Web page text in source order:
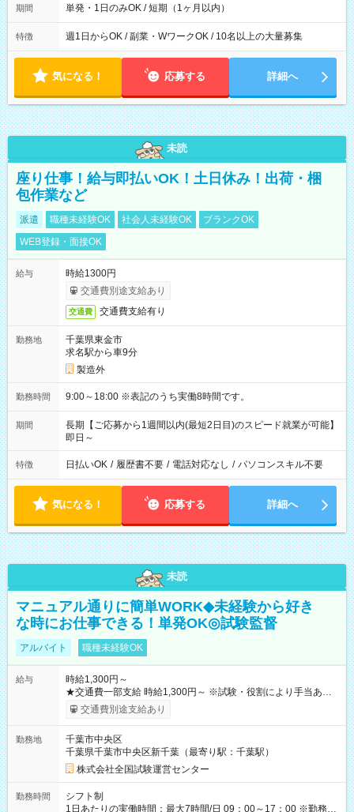
期間 単発・1日のみOK / 短期（1ヶ月以内）
特徴 週1日からOK / 副業・WワークOK / 10名以上の大量募集
気になる！ 応募する 詳細へ
未読
座り仕事！給与即払いOK！土日休み！出荷・梱
包作業など
派遣 職種未経験OK 社会人未経験OK
ブランクOK
WEB登録・面接OK
給与
時給1300円
交通費別途支給あり
交通費 交通費支給有り
勤務地
千葉県東金市
求名駅から車9分
製造外
勤務時間 9:00～18:00 ※表記のうち実働8時間です。
期間
長期【ご応募から1週間以内(最短2日目)のスピード就業が可能】
即日～
特徴 日払いOK / 履歴書不要 / 電話対応なし / パソコンスキル不要
気になる！ 応募する 詳細へ
未読
マニュアル通りに簡単WORK◆未経験から好き
な時にお仕事できる！単発OK◎試験監督
アルバイト 職種未経験OK
給与
時給1,300円～
★交通費一部支給 時給1,300円～ ※試験・役割により手当あり
※勤務回数により昇給あり 【即給（前払い）オプションあ
り！】 希望される場合、勤務から1週間ほどで給与の一部を受け
例】 ・河合塾模擬試験 8:30～17:30（休憩1時間） 時給1,300円
×8時間＝日収10,400円＋交通費 ※当日の役割により時給＋100
円の場合あり ・国家試験 7:00～13:30（休憩なし） 時給1,300
円（役割手当＋100円）×6時間＝日収8,400円＋交通費 【試用期
間】試用期間なし
交通費別途支給あり
勤務地
千葉市中央区
千葉県千葉市中央区新千葉（最寄り駅：千葉駅）
株式会社全国試験運営センター
勤務時間
シフト制
1日あたりの実働時間：最大7時間/日 09：00～17：00 ※勤務時